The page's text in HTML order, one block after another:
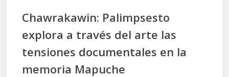
memoria
Mapuche
Chawrakawin: Palimpsesto
explora a través del arte las
tensiones documentales en la
memoria Mapuche